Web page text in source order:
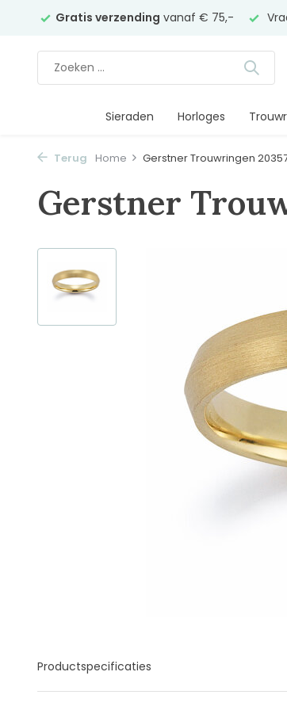
Gratis verzending vanaf € 75,-
Sieraden Horloges
Terug Home Gerstner Trouwringen
Gerstner
Productspecificaties